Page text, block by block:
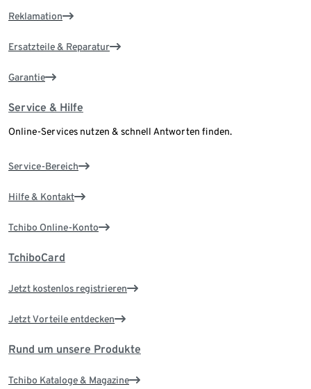
Reklamation
Ersatzteile & Reparatur
Garantie
Service & Hilfe
Online-Services nutzen & schnell Antworten finden.
Service-Bereich
Hilfe & Kontakt
Tchibo Online-Konto
TchiboCard
Jetzt kostenlos registrieren
Jetzt Vorteile entdecken
Rund um unsere Produkte
Tchibo Kataloge & Magazine